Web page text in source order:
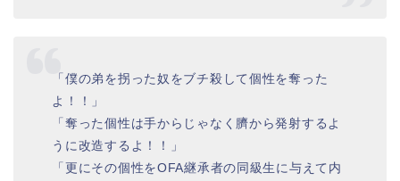
「僕の弟を拐った奴をブチ殺して個性を奪った
よ！！」
「奪った個性は手からじゃなく臍から発射するよ
うに改造するよ！！」
「更にその個性をOFA継承者の同級生に与えて内